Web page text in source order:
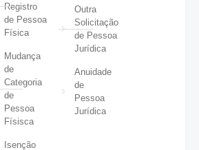
Registro
de Pessoa
Física
Mudança
de
Categoria
de
Pessoa
Físisca
Isenção
Outra
Solicitação
de Pessoa
Jurídica
Anuidade
de
Pessoa
Jurídica